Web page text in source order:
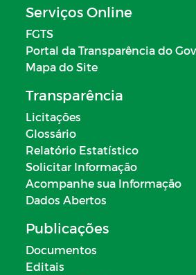
Serviços Online
FGTS
Portal da Transparência do
Mapa do Site
Transparência
Licitações
Glossário
Relatório Estatístico
Solicitar Informação
Acompanhe sua Informação
Dados Abertos
Publicações
Documentos
Editais